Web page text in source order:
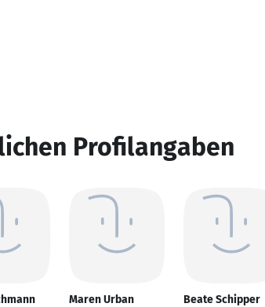
Profilangaben
Maren Urban Beate Schipper